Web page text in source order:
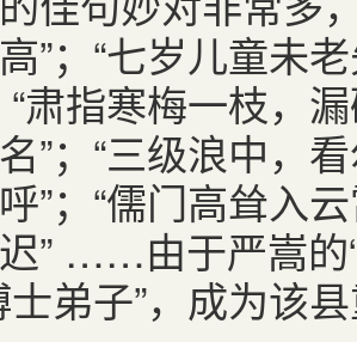
”；“七岁儿童未
“肃指寒梅一枝，
”；“三级浪中，
”；“儒门高耸入
” ……由于严嵩的
士弟子”，成为该